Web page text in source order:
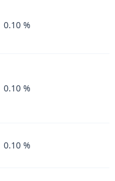
0.10 %
0.10 %
0.10 %